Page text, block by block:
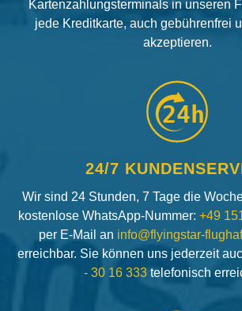
Kartenzahlungsterminals in unseren
jede Kreditkarte, auch gebührenfrei
akzeptieren.
24h
24/7
Wir sind 24 Stunden, 7 Tage die
kostenlose WhatsApp-Nummer: +49
per E-Mail an info@flyingstar-
erreichbar. Sie können uns jederzeit
- 30 16 333 telefonisch